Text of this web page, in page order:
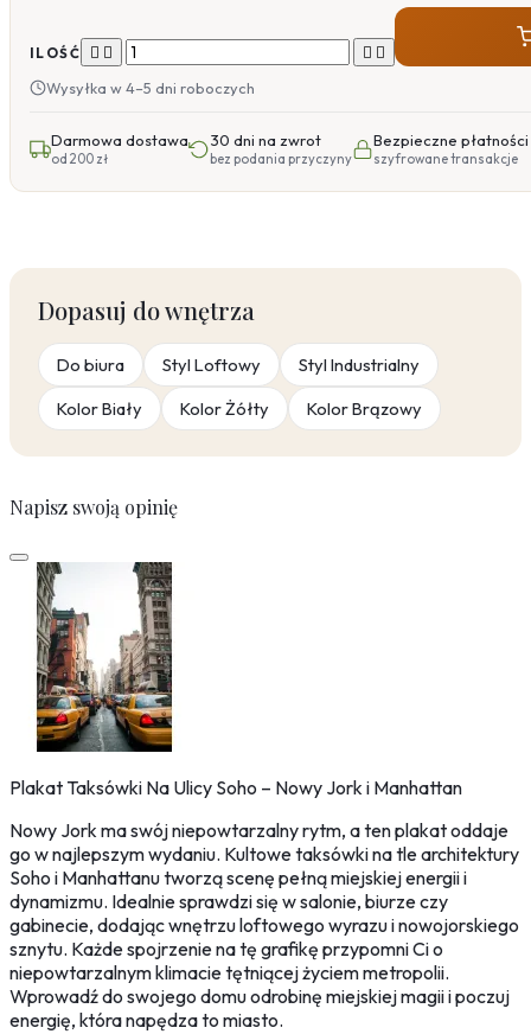
ILOŚĆ    
Wysyłka w 4–5 dni roboczych
Darmowa dostawa
od 200 zł
30 dni na zwrot
bez podania przyczyny
Bezpieczne płatności
szyfrowane transakcje
Dopasuj do wnętrza
Do biura Styl Loftowy
Styl Industrialny
Kolor Biały
Kolor Żółty Kolor Brązowy
Napisz swoją opinię
Plakat Taksówki Na Ulicy Soho – Nowy Jork i Manhattan
Nowy Jork ma swój niepowtarzalny rytm, a ten plakat oddaje
go w najlepszym wydaniu. Kultowe taksówki na tle architektury
Soho i Manhattanu tworzą scenę pełną miejskiej energii i
dynamizmu. Idealnie sprawdzi się w salonie, biurze czy
gabinecie, dodając wnętrzu loftowego wyrazu i nowojorskiego
sznytu. Każde spojrzenie na tę grafikę przypomni Ci o
niepowtarzalnym klimacie tętniącej życiem metropolii.
Wprowadź do swojego domu odrobinę miejskiej magii i poczuj
energię, która napędza to miasto.